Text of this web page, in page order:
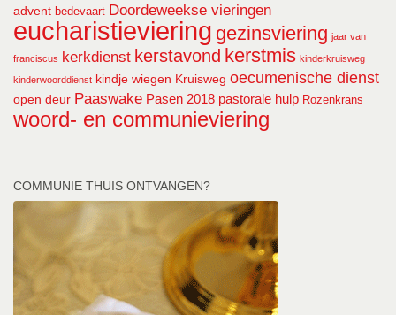
advent bedevaart Doordeweekse vieringen
eucharistieviering gezinsviering jaar van
franciscus kerkdienst kerstavond kerstmis kinderkruisweg
kinderwoorddienst kindje wiegen Kruisweg oecumenische dienst
open deur Paaswake Pasen 2018 pastorale hulp Rozenkrans
woord- en communieviering
COMMUNIE THUIS ONTVANGEN?